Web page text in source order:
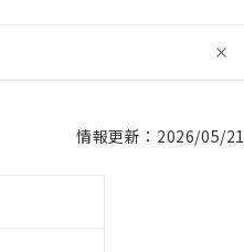
情報更新：2026/05/21